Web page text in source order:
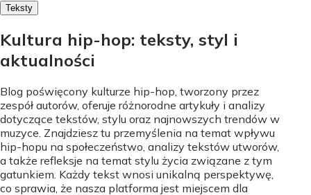
Teksty
Kultura hip-hop: teksty, styl i
aktualności
Blog poświęcony kulturze hip-hop, tworzony przez
zespół autorów, oferuje różnorodne artykuły i analizy
dotyczące tekstów, stylu oraz najnowszych trendów w
muzyce. Znajdziesz tu przemyślenia na temat wpływu
hip-hopu na społeczeństwo, analizy tekstów utworów,
a także refleksje na temat stylu życia związane z tym
gatunkiem. Każdy tekst wnosi unikalną perspektywę,
co sprawia, że nasza platforma jest miejscem dla